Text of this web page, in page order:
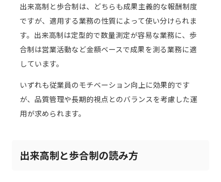
出来高制と歩合制は、どちらも成果主義的な報酬制度
ですが、適用する業務の性質によって使い分けられま
す。出来高制は定型的で数量測定が容易な業務に、歩
合制は営業活動など金額ベースで成果を測る業務に適
しています。
いずれも従業員のモチベーション向上に効果的です
が、品質管理や長期的視点とのバランスを考慮した運
用が求められます。
出来高制と歩合制の読み方